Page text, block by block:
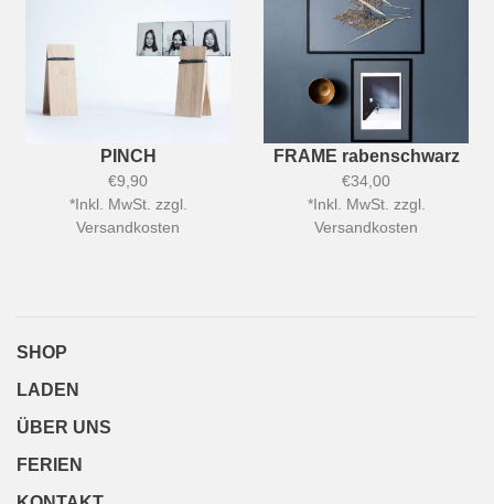
PINCH
€9,90
*Inkl. MwSt. zzgl.
Versandkosten
FRAME rabenschwarz
€34,00
*Inkl. MwSt. zzgl.
Versandkosten
SHOP
LADEN
ÜBER UNS
FERIEN